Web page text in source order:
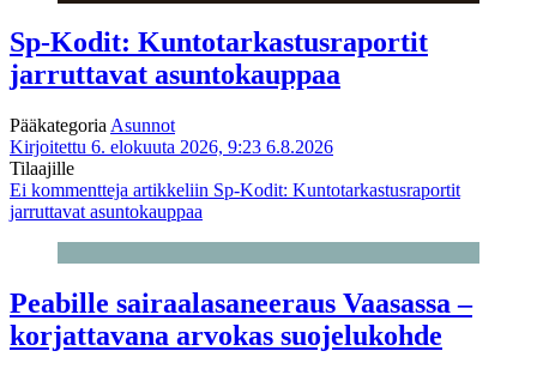
Sp-Kodit: Kuntotarkastusraportit
jarruttavat asuntokauppaa
Pääkategoria Asunnot
Kirjoitettu 6. elokuuta 2026, 9:23 6.8.2026
Tilaajille
Ei kommentteja artikkeliin Sp-Kodit: Kuntotarkastusraportit
jarruttavat asuntokauppaa
Peabille sairaalasaneeraus Vaasassa –
korjattavana arvokas suojelukohde